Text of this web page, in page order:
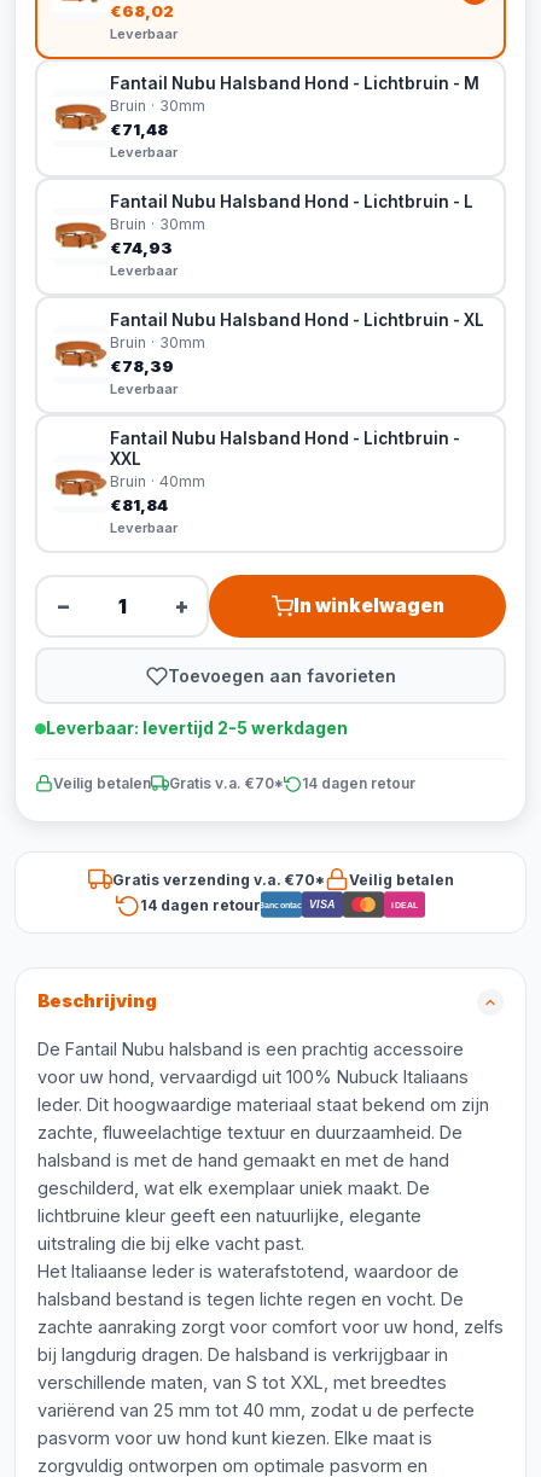
€68,02
Leverbaar
Fantail Nubu Halsband Hond - Lichtbruin - M
Bruin · 30mm
€71,48
Leverbaar
Fantail Nubu Halsband Hond - Lichtbruin - L
Bruin · 30mm
€74,93
Leverbaar
Fantail Nubu Halsband Hond - Lichtbruin - XL
Bruin · 30mm
€78,39
Leverbaar
Fantail Nubu Halsband Hond - Lichtbruin -
XXL
Bruin · 40mm
€81,84
Leverbaar
− + In winkelwagen
Toevoegen aan favorieten
Leverbaar: levertijd 2-5 werkdagen
Veilig betalen Gratis v.a. €70* 14 dagen retour
Gratis verzending v.a. €70*
Veilig betalen
14 dagen retourBancontact VISA iDEAL
Beschrijving
De Fantail Nubu halsband is een prachtig accessoire
voor uw hond, vervaardigd uit 100% Nubuck Italiaans
leder. Dit hoogwaardige materiaal staat bekend om zijn
zachte, fluweelachtige textuur en duurzaamheid. De
halsband is met de hand gemaakt en met de hand
geschilderd, wat elk exemplaar uniek maakt. De
lichtbruine kleur geeft een natuurlijke, elegante
uitstraling die bij elke vacht past.
Het Italiaanse leder is waterafstotend, waardoor de
halsband bestand is tegen lichte regen en vocht. De
zachte aanraking zorgt voor comfort voor uw hond, zelfs
bij langdurig dragen. De halsband is verkrijgbaar in
verschillende maten, van S tot XXL, met breedtes
variërend van 25 mm tot 40 mm, zodat u de perfecte
pasvorm voor uw hond kunt kiezen. Elke maat is
zorgvuldig ontworpen om optimale pasvorm en